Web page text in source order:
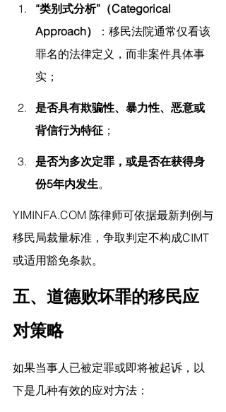
“类别式分析”（Categorical
Approach）
：移民法院通常仅看该
罪名的法律定义，而非案件具体事
实；
是否具有欺骗性、暴力性、恶意或
背信行为特征 ；
是否为多次定罪，或是否在获得身
份5年内发生。
YIMINFA.COM 陈律师可依据最新判例与
移民局裁量标准，争取判定不构成CIMT
或适用豁免条款。
五、道德败坏罪的移民应
对策略
如果当事人已被定罪或即将被起诉，以
下是几种有效的应对方法：